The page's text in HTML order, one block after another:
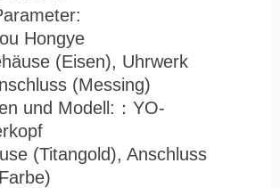
Hongye
(Eisen), Uhrwerk
(Messing)
und Modell: ： YO-
(Titangold), Anschluss